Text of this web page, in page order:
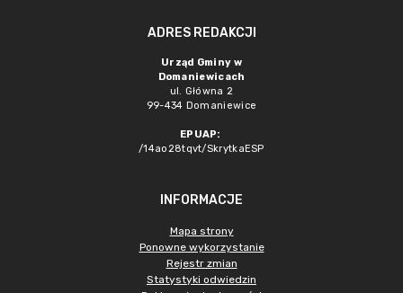
ADRES REDAKCJI
Urząd Gminy w
Domaniewicach
ul. Główna 2
99-434 Domaniewice
EPUAP:
/14ao28tqvt/SkrytkaESP
INFORMACJE
Mapa strony
Ponowne wykorzystanie
Rejestr zmian
Statystyki odwiedzin